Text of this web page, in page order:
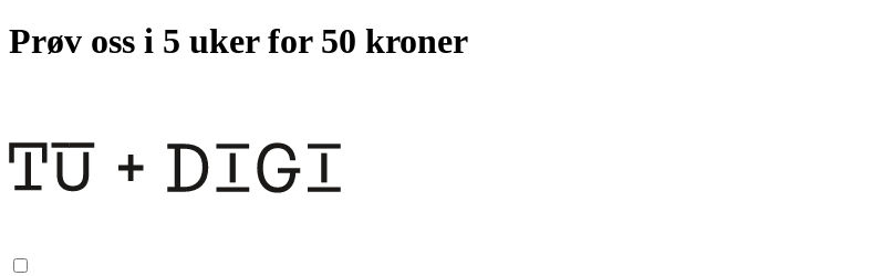
Prøv oss i 5 uker for 50 kroner